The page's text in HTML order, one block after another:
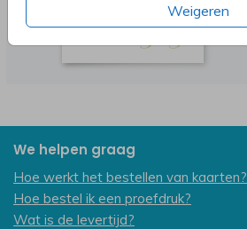
Weigeren
We helpen graag
Hoe werkt het bestellen van kaarten?
Hoe bestel ik een proefdruk?
Wat is de levertijd?